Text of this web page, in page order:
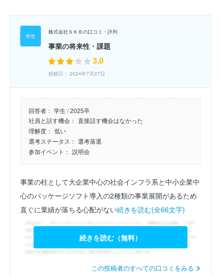
株式会社ＳＫＢの口コミ・評判
事業の将来性・課題
3.0
投稿日： 2024年7月27日
回答者： 学生 / 2025卒
社員と話す機会： 直接話す機会はなかった
理解度： 低い
選考ステータス： 選考落選
参加イベント： 説明会
事業の柱として大企業中心の社会インフラ系と中小企業中
心のパッケージソフト導入の2種類の事業展開があるため
直ぐに業績が落ちる心配がない続きを読む(全66文字)
続きを読む（無料）
この投稿者のすべての口コミをみる